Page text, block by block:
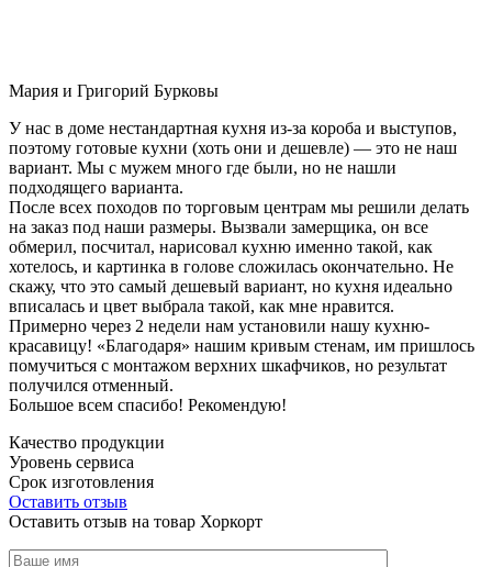
Мария и Григорий Бурковы
У нас в доме нестандартная кухня из-за короба и выступов,
поэтому готовые кухни (хоть они и дешевле) — это не наш
вариант. Мы с мужем много где были, но не нашли
подходящего варианта.
После всех походов по торговым центрам мы решили делать
на заказ под наши размеры. Вызвали замерщика, он все
обмерил, посчитал, нарисовал кухню именно такой, как
хотелось, и картинка в голове сложилась окончательно. Не
скажу, что это самый дешевый вариант, но кухня идеально
вписалась и цвет выбрала такой, как мне нравится.
Примерно через 2 недели нам установили нашу кухню-
красавицу! «Благодаря» нашим кривым стенам, им пришлось
помучиться с монтажом верхних шкафчиков, но результат
получился отменный.
Большое всем спасибо! Рекомендую!
Качество продукции
Уровень сервиса
Срок изготовления
Оставить отзыв
Оставить отзыв на товар Хоркорт